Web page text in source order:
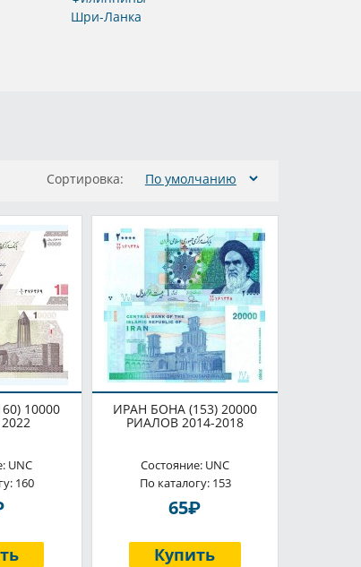
Шри-Ланка
Сортировка:
10000
UNC
160
ИРАН БОНА (153) 20000
РИАЛОВ 2014-2018
Состояние: UNC
По каталогу: 153
65P
Купить